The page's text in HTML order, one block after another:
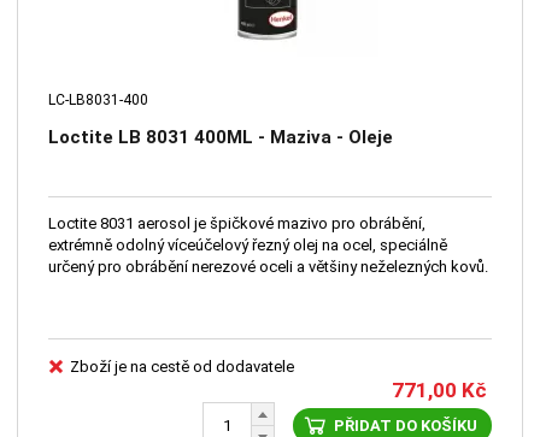
LC-LB8031-400
Loctite LB 8031 400ML - Maziva - Oleje
Loctite 8031 aerosol je špičkové mazivo pro obrábění,
extrémně odolný víceúčelový řezný olej na ocel, speciálně
určený pro obrábění nerezové oceli a většiny neželezných kovů.
Zboží je na cestě od dodavatele
771,00 Kč
PŘIDAT DO KOŠÍKU